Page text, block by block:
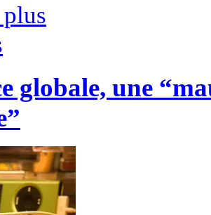
globale, une